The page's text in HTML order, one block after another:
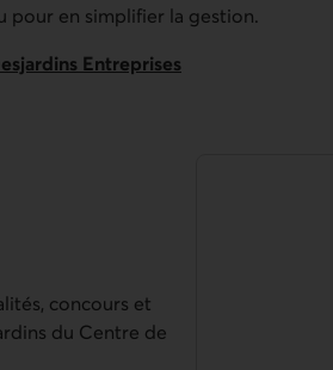
pour en simplifier la gestion.
Entreprises
concours et
du Centre de